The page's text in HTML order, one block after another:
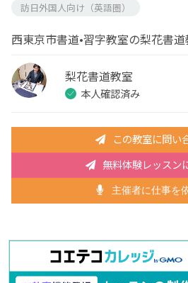
訪日外国人向け（英語圏）
西東京市書道•習字教室の梨花書道
梨花書道教室
本人確認済み
この教室に問い
無料体験レッスン
主催者に仕事を